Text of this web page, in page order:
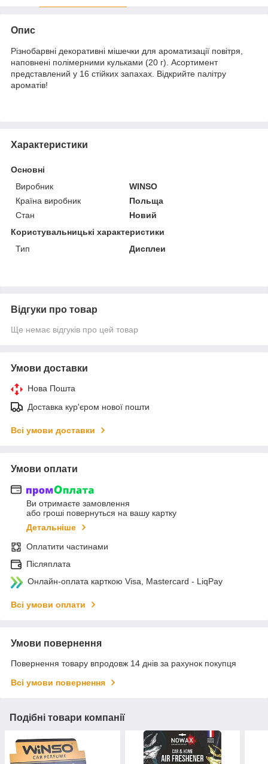
Опис
Різнобарвні декоративні мішечки для ароматизації повітря,
наповнені полімерними кульками (20 г). Асортимент
представлений у 16 стійких запахах. Відкрийте палітру
ароматів!
Характеристики
Основні
Виробник
WINSO
Країна виробник
Польща
Стан
Новий
Користувальницькі характеристики
Тип
Дисплеи
Відгуки про товар
Ще немає відгуків про цей товар
Умови доставки
Нова Пошта
Доставка кур'єром нової пошти
Всі умови доставки
Умови оплати
Ви отримаєте замовлення
або гроші повернуться на вашу картку
Детальніше
Оплатити частинами
Післяплата
Онлайн-оплата карткою Visa, Mastercard - LiqPay
Всі умови оплати
Умови повернення
Повернення товару впродовж 14 днів за рахунок покупця
Всі умови повернення
Подібні товари компанії